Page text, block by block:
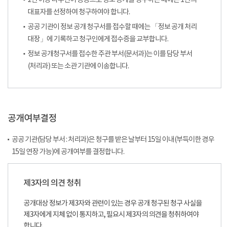
대표자를 선정하여 청구하여야 합니다.
공공 기관이 정보 공개 청구서를 접수할 때에는 「정보 공개 처리
대장」에 기록하고 청구인에게 접수증을 교부합니다.
정보 공개청구서를 접수한 주관 부서(문서과)는 이를 담당 부서
(처리과) 또는 소관 기관에 이송합니다.
공개여부결정
공공 기관(담당 부서 : 처리과)은 청구를 받은 날부터 15일 이내(부득이한 경우
15일 연장 가능)에 공개여부를 결정합니다.
제3자의 의견 청취
공개대상 정보가 제3자와 관련이 있는 경우 공개 청구된 청구 사실을
제3자에게 지체 없이 통지하고, 필요시 제3자의 의견을 청취하여야